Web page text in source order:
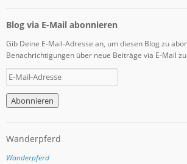
Blog via E-Mail abonnieren
Gib Deine E-Mail-Adresse an, um diesen Blog zu
Benachrichtigungen über neue Beiträge via E-Mail
E
-
M
a
i
-
A
Wanderpferd
Wanderpferd